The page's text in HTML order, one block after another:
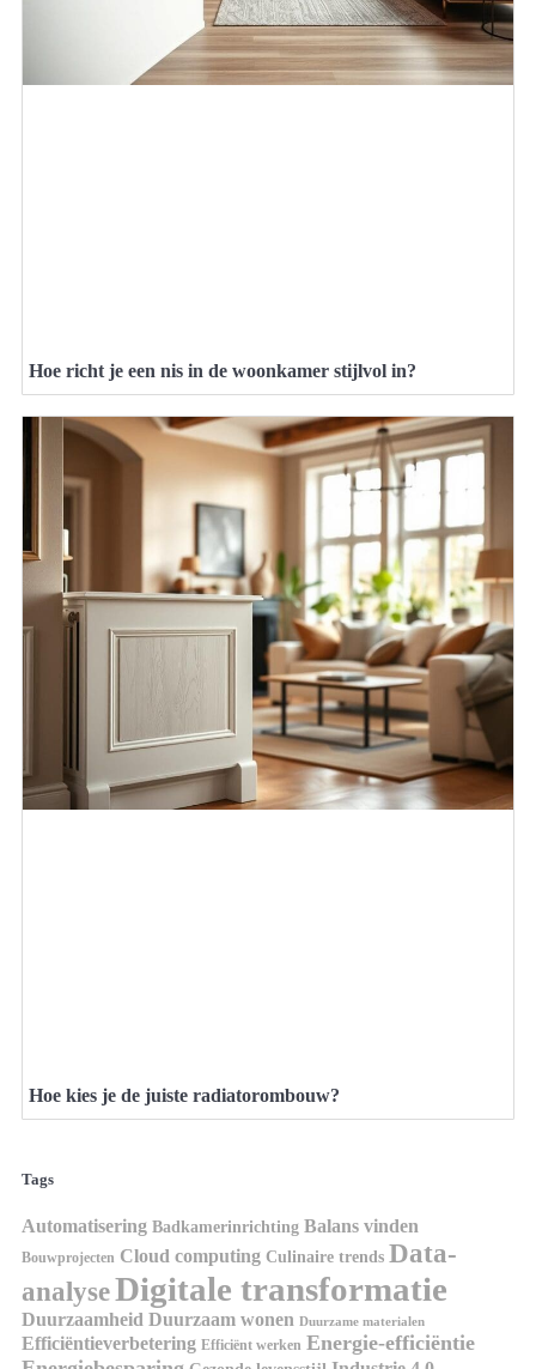
Hoe richt je een nis in de woonkamer stijlvol in?
Hoe kies je de juiste radiatorombouw?
Tags
Automatisering Badkamerinrichting Balans vinden
Bouwprojecten Cloud computing Culinaire trends Data-
analyseDigitale transformatie
Duurzaamheid Duurzaam wonen Duurzame materialen
Efficiëntieverbetering Efficiënt werken Energie-efficiëntie